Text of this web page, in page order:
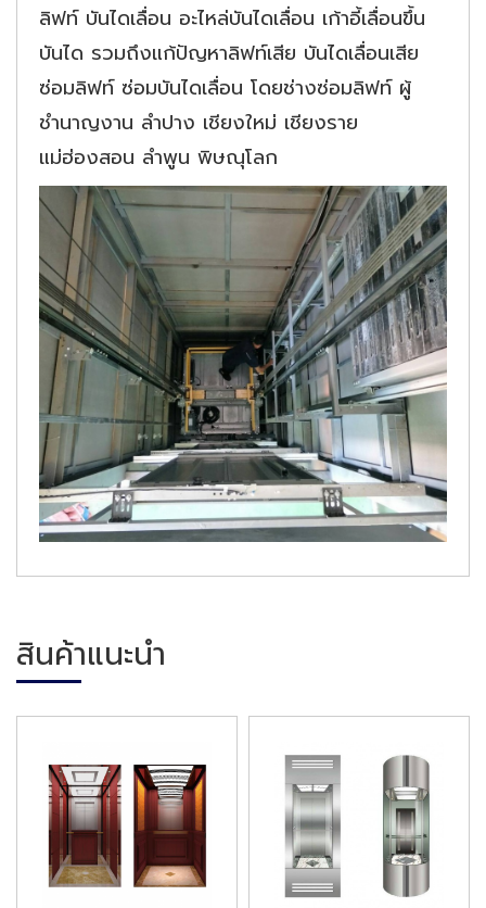
ลิฟท์ บันไดเลื่อน อะไหล่บันไดเลื่อน เก้าอี้เลื่อนขึ้น
บันได รวมถึงแก้ปัญหาลิฟท์เสีย บันไดเลื่อนเสีย
ซ่อมลิฟท์ ซ่อมบันไดเลื่อน โดยช่างซ่อมลิฟท์ ผู้
ชำนาญงาน ลำปาง เชียงใหม่ เชียงราย
แม่ฮ่องสอน ลำพูน พิษณุโลก
สินค้าแนะนำ